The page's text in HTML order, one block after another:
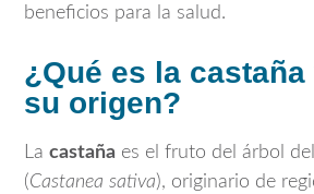
beneficios para la salud.
¿Qué es la
su origen?
La castaña es el fruto del árbol
(Castanea sativa), originario de